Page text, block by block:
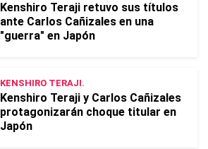
Kenshiro Teraji retuvo sus títulos
ante Carlos Cañizales en una
"guerra" en Japón
KENSHIRO TERAJI.
Kenshiro Teraji y Carlos Cañizales
protagonizarán choque titular en
Japón